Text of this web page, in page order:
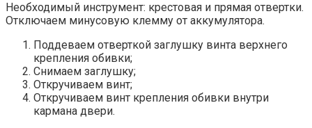
Необходимый инструмент: крестовая и прямая отвертки.
Отключаем минусовую клемму от аккумулятора.
Поддеваем отверткой заглушку винта верхнего
крепления обивки;
Снимаем заглушку;
Откручиваем винт;
Откручиваем винт крепления обивки внутри
кармана двери.